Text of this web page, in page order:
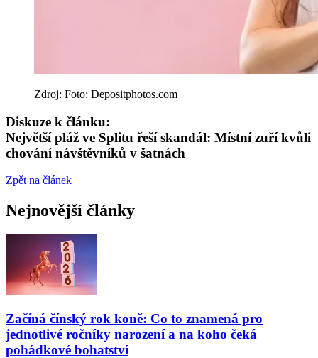
Zdroj: Foto: Depositphotos.com
Diskuze k článku:
Největší pláž ve Splitu řeší skandál: Místní zuří kvůli
chování návštěvníků v šatnách
Zpět na článek
Nejnovější články
Začíná čínský rok koně: Co to znamená pro
jednotlivé ročníky narození a na koho čeká
pohádkové bohatství